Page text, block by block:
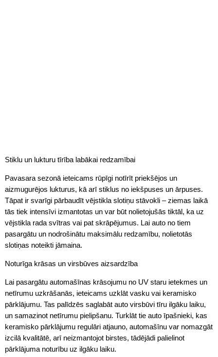
Stiklu un lukturu tīrība labākai redzamībai
Pavasara sezonā ieteicams rūpīgi notīrīt priekšējos un
aizmugurējos lukturus, kā arī stiklus no iekšpuses un ārpuses.
Tāpat ir svarīgi pārbaudīt vējstikla slotiņu stāvokli – ziemas laikā
tās tiek intensīvi izmantotas un var būt nolietojušās tiktāl, ka uz
vējstikla rada svītras vai pat skrāpējumus. Lai auto no tiem
pasargātu un nodrošinātu maksimālu redzamību, nolietotās
slotiņas noteikti jāmaina.
Noturīga krāsas un virsbūves aizsardzība
Lai pasargātu automašīnas krāsojumu no UV staru ietekmes un
netīrumu uzkrāšanās, ieteicams uzklāt vasku vai keramisko
pārklājumu. Tas palīdzēs saglabāt auto virsbūvi tīru ilgāku laiku,
un samazinot netīrumu pielipšanu. Turklāt tie auto īpašnieki, kas
keramisko pārklājumu regulāri atjauno, automašīnu var nomazgāt
izcilā kvalitātē, arī neizmantojot birstes, tādējādi palielinot
pārklājuma noturību uz ilgāku laiku.